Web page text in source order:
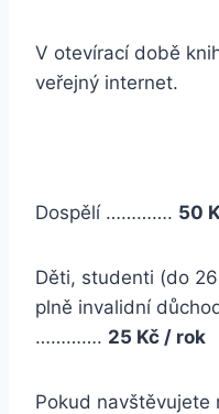
V otevírací době
veřejný internet.
Dospělí …………. 50
Děti, studenti (do
plně invalidní
…………. 25 Kč / rok
Pokud navštěvujete